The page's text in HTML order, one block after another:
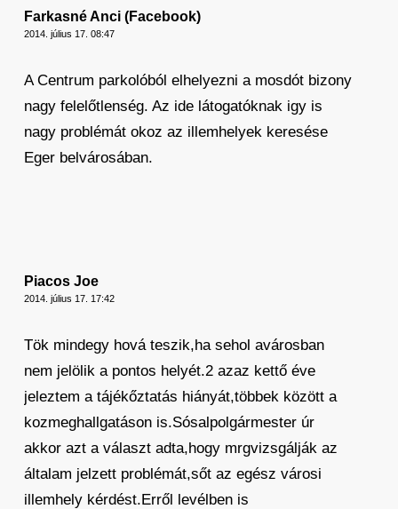
Farkasné Anci (Facebook)
2014. július 17. 08:47
A Centrum parkolóból elhelyezni a mosdót bizony
nagy felelőtlenség. Az ide látogatóknak igy is
nagy problémát okoz az illemhelyek keresése
Eger belvárosában.
Piacos Joe
2014. július 17. 17:42
Tök mindegy hová teszik,ha sehol avárosban
nem jelölik a pontos helyét.2 azaz kettő éve
jeleztem a tájékőztatás hiányát,többek között a
kozmeghallgatáson is.Sósalpolgármester úr
akkor azt a választ adta,hogy mrgvizsgálják az
általam jelzett problémát,sőt az egész városi
illemhely kérdést.Erről levélben is